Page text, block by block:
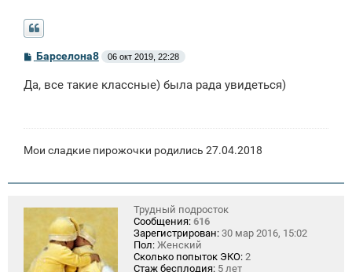
С
б
Барселона8 06 окт 2019, 22:28
Да, все такие классные) была рада увидеться)
Мои сладкие пирожочки родились 27.04.2018
Трудный подросток
Сообщения: 616
Зарегистрирован: 30 мар 2016, 15:02
Пол: Женский
Сколько попыток ЭКО: 2
Стаж бесплодия: 5 лет